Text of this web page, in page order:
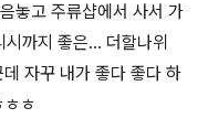
놓고 주류샵에서 사서 가
까지 좋은... 더할나위
자꾸 내가 좋다 좋다 하
ㅎ